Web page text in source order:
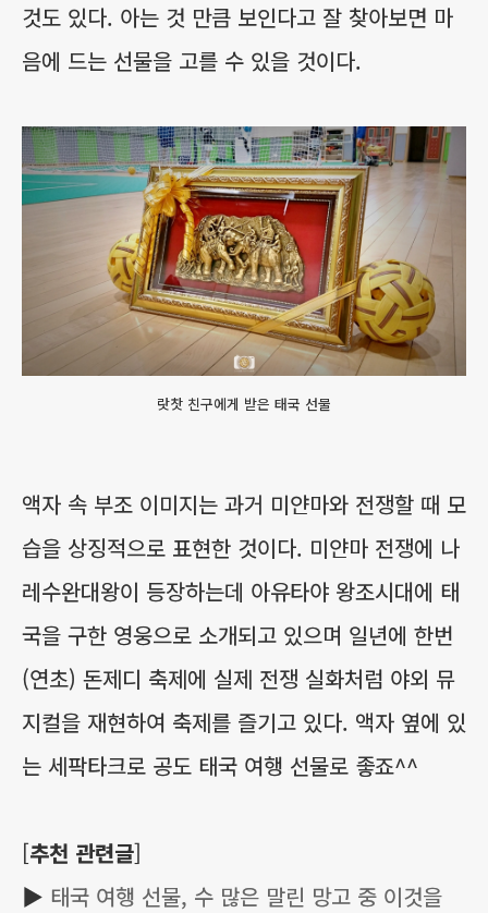
것도 있다. 아는 것 만큼 보인다고 잘 찾아보면 마
음에 드는 선물을 고를 수 있을 것이다.
랏찻 친구에게 받은 태국 선물
액자 속 부조 이미지는 과거 미얀마와 전쟁할 때 모
습을 상징적으로 표현한 것이다. 미얀마 전쟁에 나
레수완대왕이 등장하는데 아유타야 왕조시대에 태
국을 구한 영웅으로 소개되고 있으며 일년에 한번
(연초) 돈제디 축제에 실제 전쟁 실화처럼 야외 뮤
지컬을 재현하여 축제를 즐기고 있다. 액자 옆에 있
는 세팍타크로 공도 태국 여행 선물로 좋죠^^
[추천 관련글]
▶ 태국 여행 선물, 수 많은 말린 망고 중 이것을